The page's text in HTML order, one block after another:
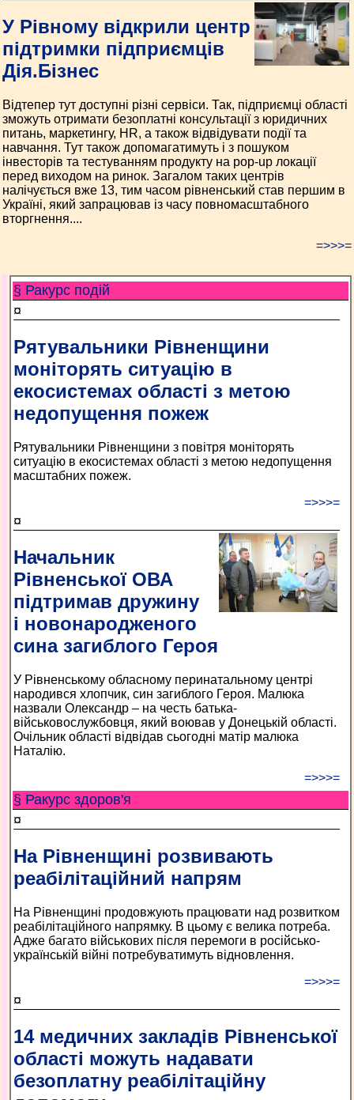
У Рівному відкрили центр
підтримки підприємців
Дія.Бізнес
Відтепер тут доступні різні сервіси. Так, підприємці області
зможуть отримати безоплатні консультації з юридичних
питань, маркетингу, HR, а також відвідувати події та
навчання. Тут також допомагатимуть і з пошуком
інвесторів та тестуванням продукту на pop-up локації
перед виходом на ринок. Загалом таких центрів
налічується вже 13, тим часом рівненський став першим в
Україні, який запрацював із часу повномасштабного
вторгнення....
=>>>=
§ Ракурс подій
¤
Рятувальники Рівненщини
моніторять ситуацію в
екосистемах області з метою
недопущення пожеж
Рятувальники Рівненщини з повітря моніторять
ситуацію в екосистемах області з метою недопущення
масштабних пожеж.
=>>>=
¤
Начальник
Рівненської ОВА
підтримав дружину
і новонародженого
сина загиблого Героя
У Рівненському обласному перинатальному центрі
народився хлопчик, син загиблого Героя. Малюка
назвали Олександр – на честь батька-
військовослужбовця, який воював у Донецькій області.
Очільник області відвідав сьогодні матір малюка
Наталію.
=>>>=
§ Ракурс здоров'я
¤
На Рівненщині розвивають
реабілітаційний напрям
На Рівненщині продовжують працювати над розвитком
реабілітаційного напрямку. В цьому є велика потреба.
Адже багато військових після перемоги в російсько-
українській війні потребуватимуть відновлення.
=>>>=
¤
14 медичних закладів Рівненської
області можуть надавати
безоплатну реабілітаційну